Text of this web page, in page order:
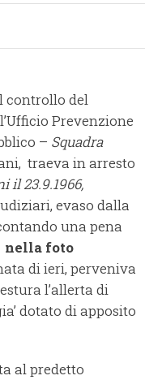
controllo del
Prevenzione
– Squadra
traeva in arresto
il 23.9.1966,
evaso dalla
una pena
nella foto
di ieri, perveniva
l’allerta di
dotato di apposito
al predetto